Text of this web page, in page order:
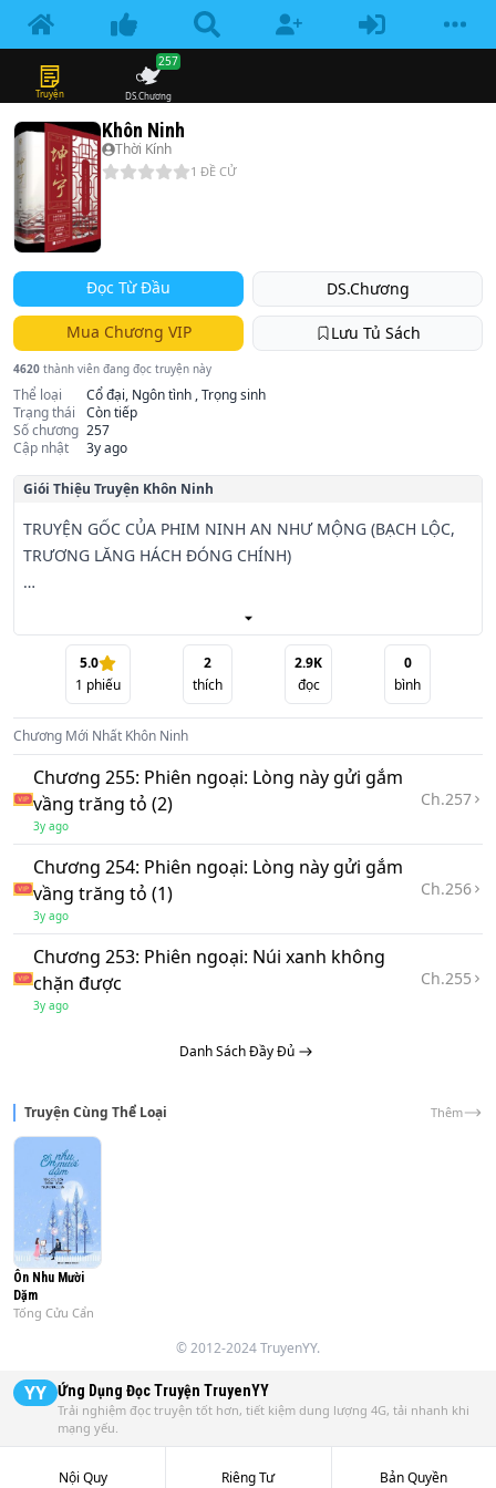
Truyện DS.Chương
257
Khôn Ninh
Thời Kính
1 ĐỀ CỬ
Đọc Từ Đầu DS.Chương
Mua Chương VIP Lưu Tủ Sách
4620 thành viên đang đọc truyện này
Thể loại
Cổ đại, Ngôn tình , Trọng sinh
Trạng thái
Còn tiếp
Số chương 257
Cập nhật
3y ago
Giói Thiệu Truyện Khôn Ninh
TRUYỆN GỐC CỦA PHIM NINH AN NHƯ MỘNG (BẠCH LỘC,
TRƯƠNG LĂNG HÁCH ĐÓNG CHÍNH)
Triều đình của hoàng đế, là trường săn của ta.
Kiếp trước, Khương Tuyết Ninh là Mary Sue tiêu chuẩn, vì
bảo tọa hoàng hậu, thông đồng khắp nơi, khuấy đảo trời
đất.
Lúc yêu đương cùng thượng cấp, thuộc hạ là lốp dự phòng;
Lúc yêu đương cùng học trò, tiên sinh là lốp dự phòng;
Lúc yêu đương cùng hoàng đế, phản tặc là lốp dự phòng;
Lúc yêu đương cùng nữ nhân, nam nhân là lốp dự phòng...
(????)
Mỗi ngày đều là trận chiến quỷ khóc thần sầu!
Dù sao mặc kệ ai làm hoàng đế, nàng đều muốn làm hoàng
hậu!
Nam nhân tưởng nàng ngây thơ, khả ái, nhưng nàng lại là
hỗn thế ma vương.
Bỗng một ngày, thuyền lật.
Nàng chết rồi.
Ông trời lại cho nàng cơ hội.
Nàng thề phải thay đổi mọi đau khổ, kiếp nạn.
5.0
1 phiếu
2
thích
2.9K
đọc
0
bình
Chương Mới Nhất Khôn Ninh
Chương 255: Phiên ngoại: Lòng này gửi gắm
vầng trăng tỏ (2)
3y ago
Ch.257
Chương 254: Phiên ngoại: Lòng này gửi gắm
vầng trăng tỏ (1)
3y ago
Ch.256
Chương 253: Phiên ngoại: Núi xanh không
chặn được
3y ago
Ch.255
Danh Sách Đầy Đủ
Truyện Cùng Thể Loại Thêm
Ôn Nhu Mười
Dặm
Tống Cửu Cẩn
© 2012-2024 TruyenYY.
YY Ứng Dụng Đọc Truyện TruyenYY
Trải nghiệm đọc truyện tốt hơn, tiết kiệm dung lượng 4G, tải nhanh khi
mạng yếu.
Nội Quy Riêng Tư Bản Quyền